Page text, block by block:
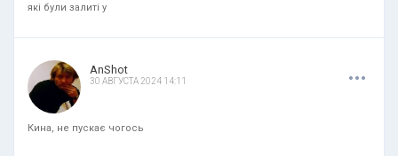
які були залиті у
AnShot
30 АВГУСТА 2024 14:11 ...
Кина, не пускає чогось